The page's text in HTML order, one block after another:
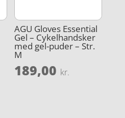
AGU Gloves Essential
Gel – Cykelhandsker
med gel-puder – Str.
M
189,00 kr.